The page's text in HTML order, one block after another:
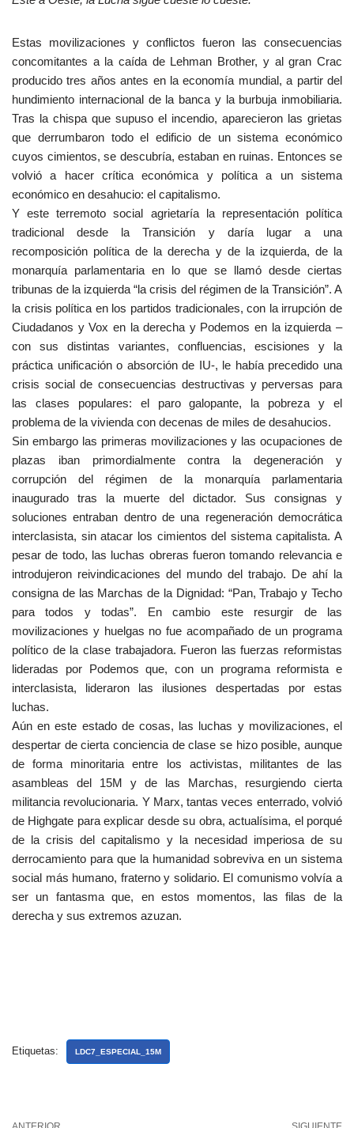
Estas movilizaciones y conflictos fueron las consecuencias
concomitantes a la caída de Lehman Brother, y al gran Crac
producido tres años antes en la economía mundial, a partir del
hundimiento internacional de la banca y la burbuja inmobiliaria.
Tras la chispa que supuso el incendio, aparecieron las grietas
que derrumbaron todo el edificio de un sistema económico
cuyos cimientos, se descubría, estaban en ruinas. Entonces se
volvió a hacer crítica económica y política a un sistema
económico en desahucio: el capitalismo.
Y este terremoto social agrietaría la representación política
tradicional desde la Transición y daría lugar a una
recomposición política de la derecha y de la izquierda, de la
monarquía parlamentaria en lo que se llamó desde ciertas
tribunas de la izquierda “la crisis del régimen de la Transición”. A
la crisis política en los partidos tradicionales, con la irrupción de
Ciudadanos y Vox en la derecha y Podemos en la izquierda –
con sus distintas variantes, confluencias, escisiones y la
práctica unificación o absorción de IU-, le había precedido una
crisis social de consecuencias destructivas y perversas para
las clases populares: el paro galopante, la pobreza y el
problema de la vivienda con decenas de miles de desahucios.
Sin embargo las primeras movilizaciones y las ocupaciones de
plazas iban primordialmente contra la degeneración y
corrupción del régimen de la monarquía parlamentaria
inaugurado tras la muerte del dictador. Sus consignas y
soluciones entraban dentro de una regeneración democrática
interclasista, sin atacar los cimientos del sistema capitalista. A
pesar de todo, las luchas obreras fueron tomando relevancia e
introdujeron reivindicaciones del mundo del trabajo. De ahí la
consigna de las Marchas de la Dignidad: “Pan, Trabajo y Techo
para todos y todas”. En cambio este resurgir de las
movilizaciones y huelgas no fue acompañado de un programa
político de la clase trabajadora. Fueron las fuerzas reformistas
lideradas por Podemos que, con un programa reformista e
interclasista, lideraron las ilusiones despertadas por estas
luchas.
Aún en este estado de cosas, las luchas y movilizaciones, el
despertar de cierta conciencia de clase se hizo posible, aunque
de forma minoritaria entre los activistas, militantes de las
asambleas del 15M y de las Marchas, resurgiendo cierta
militancia revolucionaria. Y Marx, tantas veces enterrado, volvió
de Highgate para explicar desde su obra, actualísima, el porqué
de la crisis del capitalismo y la necesidad imperiosa de su
derrocamiento para que la humanidad sobreviva en un sistema
social más humano, fraterno y solidario. El comunismo volvía a
ser un fantasma que, en estos momentos, las filas de la
derecha y sus extremos azuzan.
Etiquetas: LDC7_ESPECIAL_15M